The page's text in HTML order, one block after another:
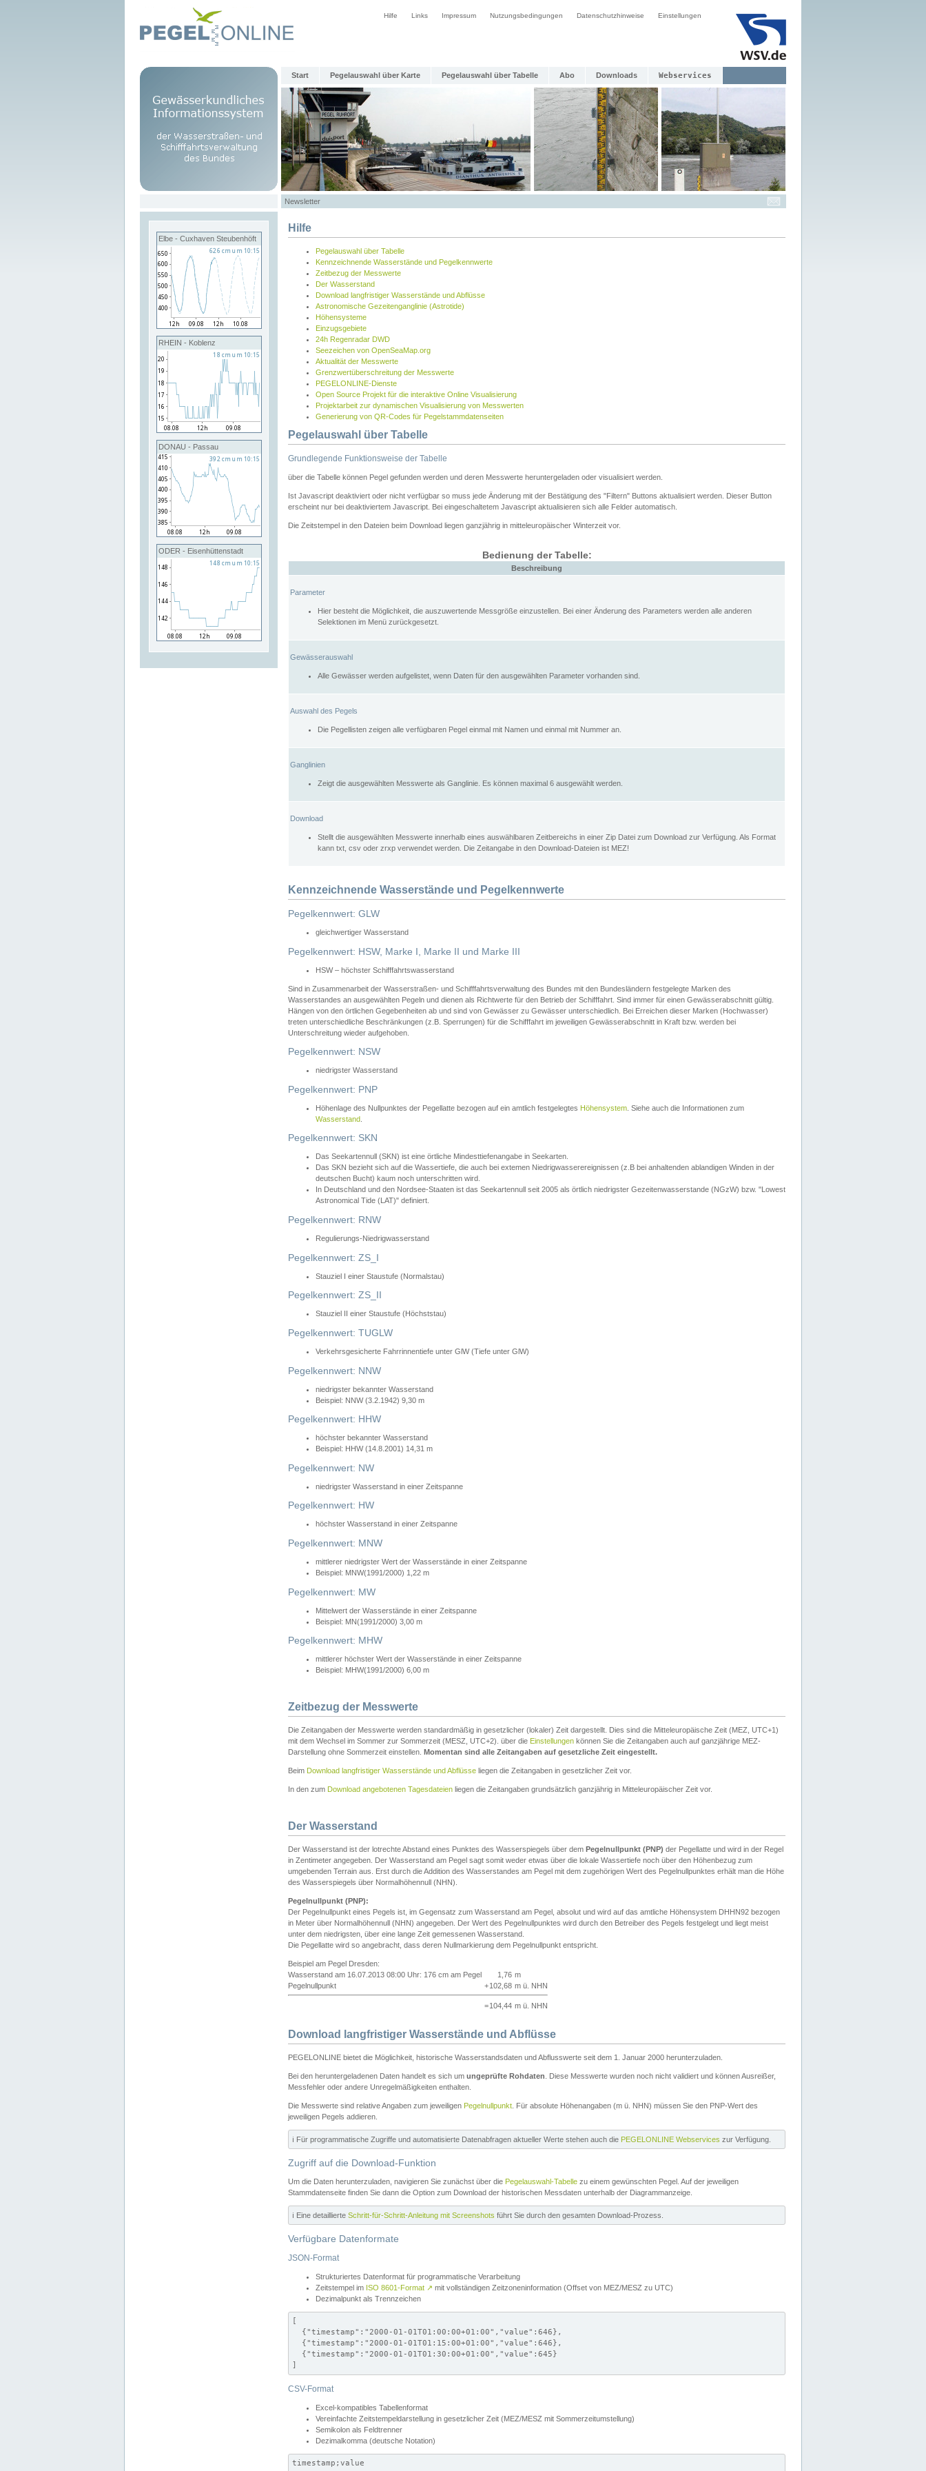
Hilfe Links Impressum Nutzungsbedingungen Datenschutzhinweise Einstellungen
Start Pegelauswahl über Karte Pegelauswahl über Tabelle Abo Downloads Webservices
Newsletter
Elbe - Cuxhaven Steubenhöft
RHEIN - Koblenz
DONAU - Passau
ODER - Eisenhüttenstadt
Hilfe
Pegelauswahl über Tabelle
Kennzeichnende Wasserstände und Pegelkennwerte
Zeitbezug der Messwerte
Der Wasserstand
Download langfristiger Wasserstände und Abflüsse
Astronomische Gezeitenganglinie (Astrotide)
Höhensysteme
Einzugsgebiete
24h Regenradar DWD
Seezeichen von OpenSeaMap.org
Aktualität der Messwerte
Grenzwertüberschreitung der Messwerte
PEGELONLINE-Dienste
Open Source Projekt für die interaktive Online Visualisierung
Projektarbeit zur dynamischen Visualisierung von Messwerten
Generierung von QR-Codes für Pegelstammdatenseiten
Pegelauswahl über Tabelle
Grundlegende Funktionsweise der Tabelle
über die Tabelle können Pegel gefunden werden und deren Messwerte heruntergeladen oder visualisiert werden.
Ist Javascript deaktiviert oder nicht verfügbar so muss jede Änderung mit der Bestätigung des "Filtern" Buttons aktualisiert werden. Dieser Button
erscheint nur bei deaktiviertem Javascript. Bei eingeschaltetem Javascript aktualisieren sich alle Felder automatisch.
Die Zeitstempel in den Dateien beim Download liegen ganzjährig in mitteleuropäischer Winterzeit vor.
Bedienung der Tabelle:
Beschreibung
Parameter
Hier besteht die Möglichkeit, die auszuwertende Messgröße einzustellen. Bei einer Änderung des Parameters werden alle anderen
Selektionen im Menü zurückgesetzt.
Gewässerauswahl
Alle Gewässer werden aufgelistet, wenn Daten für den ausgewählten Parameter vorhanden sind.
Auswahl des Pegels
Die Pegellisten zeigen alle verfügbaren Pegel einmal mit Namen und einmal mit Nummer an.
Ganglinien
Zeigt die ausgewählten Messwerte als Ganglinie. Es können maximal 6 ausgewählt werden.
Download
Stellt die ausgewählten Messwerte innerhalb eines auswählbaren Zeitbereichs in einer Zip Datei zum Download zur Verfügung. Als Format
kann txt, csv oder zrxp verwendet werden. Die Zeitangabe in den Download-Dateien ist MEZ!
Kennzeichnende Wasserstände und Pegelkennwerte
Pegelkennwert: GLW
gleichwertiger Wasserstand
Pegelkennwert: HSW, Marke I, Marke II und Marke III
HSW – höchster Schifffahrtswasserstand
Sind in Zusammenarbeit der Wasserstraßen- und Schifffahrtsverwaltung des Bundes mit den Bundesländern festgelegte Marken des
Wasserstandes an ausgewählten Pegeln und dienen als Richtwerte für den Betrieb der Schifffahrt. Sind immer für einen Gewässerabschnitt gültig.
Hängen von den örtlichen Gegebenheiten ab und sind von Gewässer zu Gewässer unterschiedlich. Bei Erreichen dieser Marken (Hochwasser)
treten unterschiedliche Beschränkungen (z.B. Sperrungen) für die Schifffahrt im jeweiligen Gewässerabschnitt in Kraft bzw. werden bei
Unterschreitung wieder aufgehoben.
Pegelkennwert: NSW
niedrigster Wasserstand
Pegelkennwert: PNP
Höhenlage des Nullpunktes der Pegellatte bezogen auf ein amtlich festgelegtes Höhensystem . Siehe auch die Informationen zum
Wasserstand
Pegelkennwert: SKN
Das Seekartennull (SKN) ist eine örtliche Mindesttiefenangabe in Seekarten.
Das SKN bezieht sich auf die Wassertiefe, die auch bei extemen Niedrigwasserereignissen (z.B bei anhaltenden ablandigen Winden in der
deutschen Bucht) kaum noch unterschritten wird.
In Deutschland und den Nordsee-Staaten ist das Seekartennull seit 2005 als örtlich niedrigster Gezeitenwasserstande (NGzW) bzw. "Lowest
Astronomical Tide (LAT)" definiert.
Pegelkennwert: RNW
Regulierungs-Niedrigwasserstand
Pegelkennwert: ZS_I
Stauziel I einer Staustufe (Normalstau)
Pegelkennwert: ZS_II
Stauziel II einer Staustufe (Höchststau)
Pegelkennwert: TUGLW
Verkehrsgesicherte Fahrrinnentiefe unter GlW (Tiefe unter GlW)
Pegelkennwert: NNW
niedrigster bekannter Wasserstand
Beispiel: NNW (3.2.1942) 9,30 m
Pegelkennwert: HHW
höchster bekannter Wasserstand
Beispiel: HHW (14.8.2001) 14,31 m
Pegelkennwert: NW
niedrigster Wasserstand in einer Zeitspanne
Pegelkennwert: HW
höchster Wasserstand in einer Zeitspanne
Pegelkennwert: MNW
mittlerer niedrigster Wert der Wasserstände in einer Zeitspanne
Beispiel: MNW(1991/2000) 1,22 m
Pegelkennwert: MW
Mittelwert der Wasserstände in einer Zeitspanne
Beispiel: MN(1991/2000) 3,00 m
Pegelkennwert: MHW
mittlerer höchster Wert der Wasserstände in einer Zeitspanne
Beispiel: MHW(1991/2000) 6,00 m
Zeitbezug der Messwerte
Die Zeitangaben der Messwerte werden standardmäßig in gesetzlicher (lokaler) Zeit dargestellt. Dies sind die Mitteleuropäische Zeit (MEZ, UTC+1)
mit dem Wechsel im Sommer zur Sommerzeit (MESZ, UTC+2). über die Einstellungen können Sie die Zeitangaben auch auf ganzjährige MEZ-
Darstellung ohne Sommerzeit einstellen. Momentan sind alle Zeitangaben auf gesetzliche Zeit eingestellt.
Beim Download langfristiger Wasserstände und Abflüsse liegen die Zeitangaben in gesetzlicher Zeit vor.
In den zum Download angebotenen Tagesdateien liegen die Zeitangaben grundsätzlich ganzjährig in Mitteleuropäischer Zeit vor.
Der Wasserstand
Der Wasserstand ist der lotrechte Abstand eines Punktes des Wasserspiegels über dem Pegelnullpunkt (PNP) der Pegellatte und wird in der Regel
in Zentimeter angegeben. Der Wasserstand am Pegel sagt somit weder etwas über die lokale Wassertiefe noch über den Höhenbezug zum
umgebenden Terrain aus. Erst durch die Addition des Wasserstandes am Pegel mit dem zugehörigen Wert des Pegelnullpunktes erhält man die Höhe
des Wasserspiegels über Normalhöhennull (NHN).
Pegelnullpunkt (PNP):
Der Pegelnullpunkt eines Pegels ist, im Gegensatz zum Wasserstand am Pegel, absolut und wird auf das amtliche Höhensystem DHHN92 bezogen
in Meter über Normalhöhennull (NHN) angegeben. Der Wert des Pegelnullpunktes wird durch den Betreiber des Pegels festgelegt und liegt meist
unter dem niedrigsten, über eine lange Zeit gemessenen Wasserstand.
Die Pegellatte wird so angebracht, dass deren Nullmarkierung dem Pegelnullpunkt entspricht.
Beispiel am Pegel Dresden:
Wasserstand am 16.07.2013 08:00 Uhr: 176 cm am Pegel
1,76 m
Pegelnullpunkt
+102,68 m ü. NHN
=104,44 m ü. NHN
Download langfristiger Wasserstände und Abflüsse
PEGELONLINE bietet die Möglichkeit, historische Wasserstandsdaten und Abflusswerte seit dem 1. Januar 2000 herunterzuladen.
Bei den heruntergeladenen Daten handelt es sich um ungeprüfte Rohdaten . Diese Messwerte wurden noch nicht validiert und können Ausreißer,
Messfehler oder andere Unregelmäßigkeiten enthalten.
Die Messwerte sind relative Angaben zum jeweiligen Pegelnullpunkt . Für absolute Höhenangaben (m ü. NHN) müssen Sie den PNP-Wert des
jeweiligen Pegels addieren.
ℹ️ Für programmatische Zugriffe und automatisierte Datenabfragen aktueller Werte stehen auch die PEGELONLINE Webservices zur Verfügung.
Zugriff auf die Download-Funktion
Um die Daten herunterzuladen, navigieren Sie zunächst über die Pegelauswahl-Tabelle zu einem gewünschten Pegel. Auf der jeweiligen
Stammdatenseite finden Sie dann die Option zum Download der historischen Messdaten unterhalb der Diagrammanzeige.
ℹ️ Eine detaillierte Schritt-für-Schritt-Anleitung mit Screenshots führt Sie durch den gesamten Download-Prozess.
Verfügbare Datenformate
JSON-Format
Strukturiertes Datenformat für programmatische Verarbeitung
Zeitstempel im ISO 8601-Format ↗ mit vollständigen Zeitzoneninformation (Offset von MEZ/MESZ zu UTC)
Dezimalpunkt als Trennzeichen
[
  {"timestamp":"2000-01-01T01:00:00+01:00","value":646},
  {"timestamp":"2000-01-01T01:15:00+01:00","value":646},
  {"timestamp":"2000-01-01T01:30:00+01:00","value":645}
]
CSV-Format
Excel-kompatibles Tabellenformat
Vereinfachte Zeitstempeldarstellung in gesetzlicher Zeit (MEZ/MESZ mit Sommerzeitumstellung)
Semikolon als Feldtrenner
Dezimalkomma (deutsche Notation)
timestamp;value